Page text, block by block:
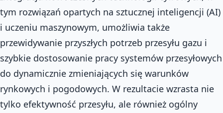
tym rozwiązań opartych na sztucznej inteligencji (AI)
i uczeniu maszynowym, umożliwia także
przewidywanie przyszłych potrzeb przesyłu gazu i
szybkie dostosowanie pracy systemów przesyłowych
do dynamicznie zmieniających się warunków
rynkowych i pogodowych. W rezultacie wzrasta nie
tylko efektywność przesyłu, ale również ogólny